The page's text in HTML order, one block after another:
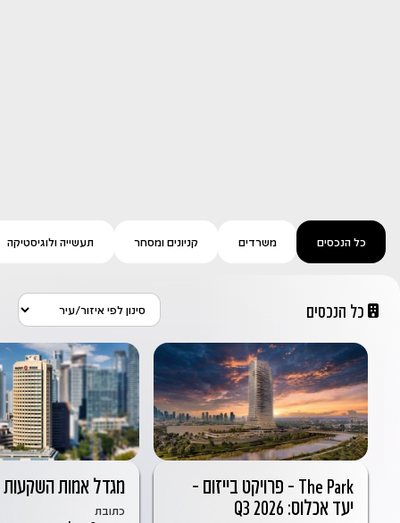
כל הנכסים משרדים קניונים ומסחר תעשייה ולוגיסטיקה
כל הנכסים
The Park – פרויקט בייזום –
יעד אכלוס: Q3 2026
מגדל אמות השקעות
כתובת